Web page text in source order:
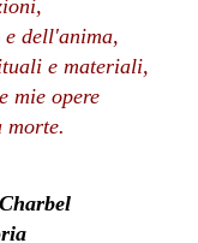
dell'anima,
e materiali,
mie opere
morte.